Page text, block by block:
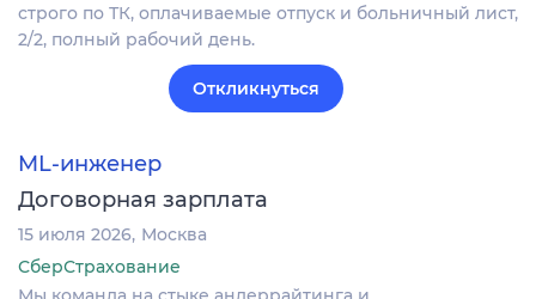
строго по ТК, оплачиваемые отпуск и больничный лист,
2/2, полный рабочий день.
Откликнуться
ML-инженер
Договорная зарплата
15 июля 2026 Москва
СберСтрахование